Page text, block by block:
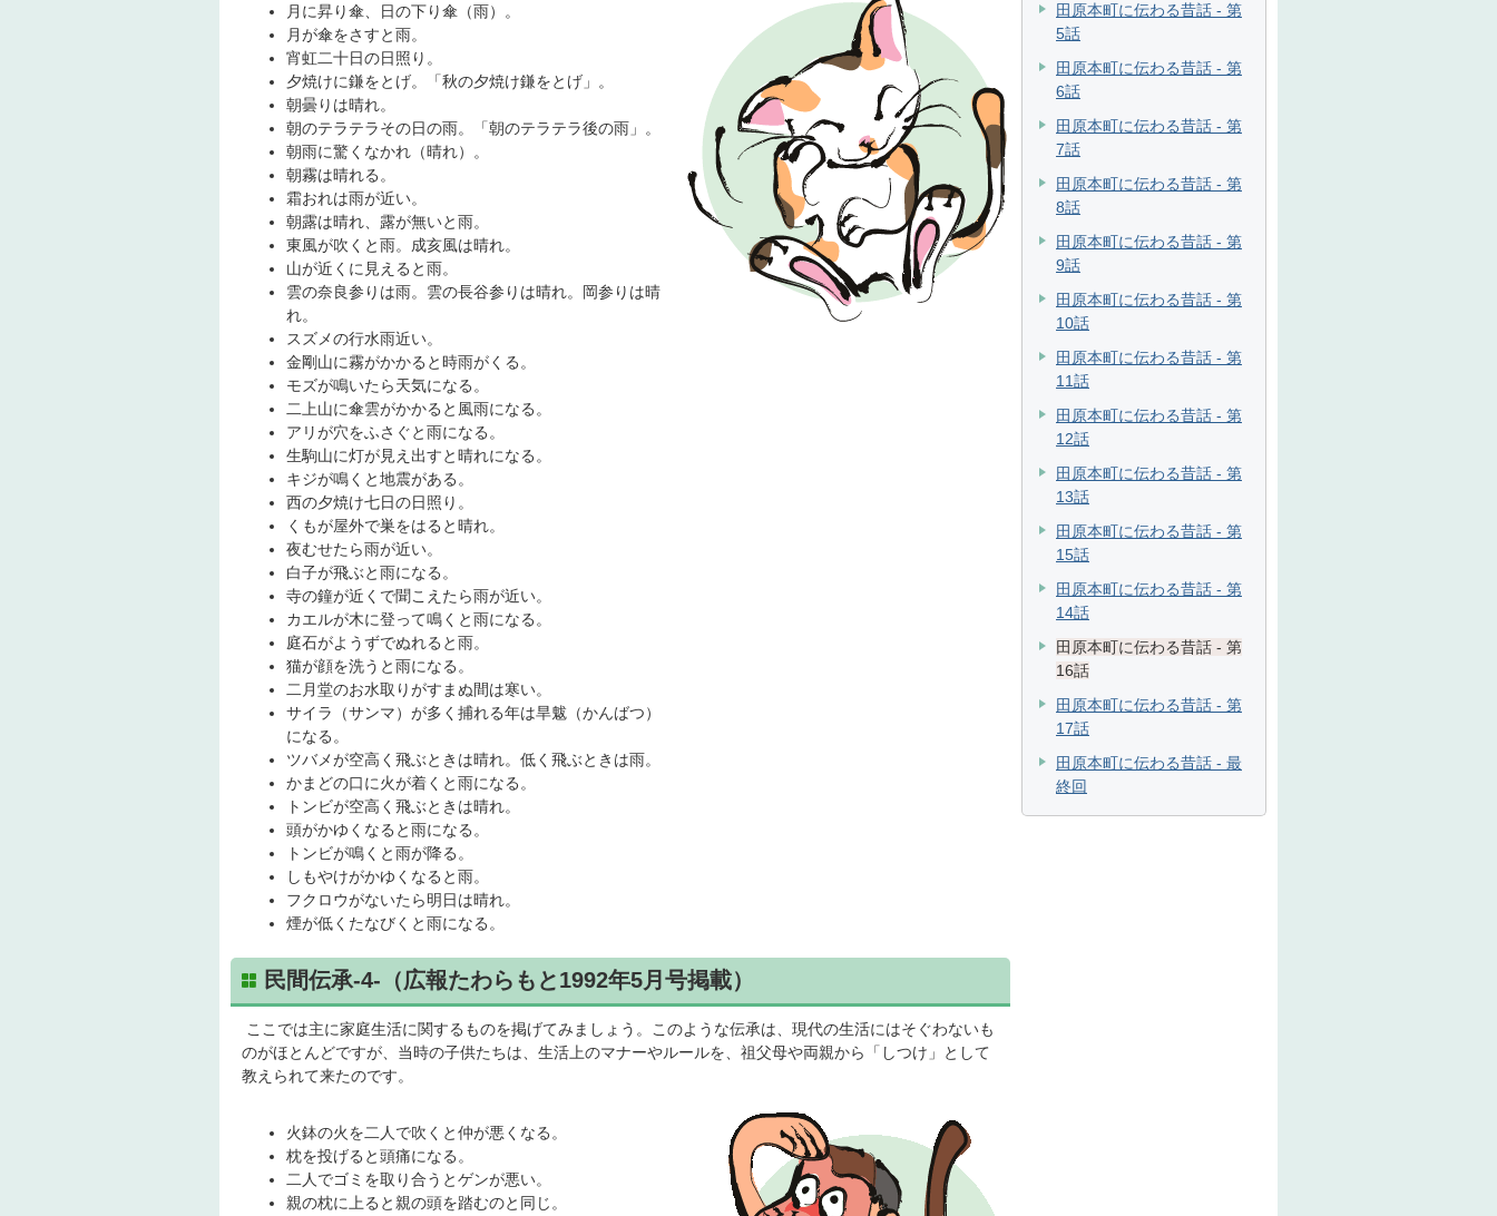
月に昇り傘、日の下り傘（雨）。
月が傘をさすと雨。
宵虹二十日の日照り。
夕焼けに鎌をとげ。「秋の夕焼け鎌をとげ」。
朝曇りは晴れ。
朝のテラテラその日の雨。「朝のテラテラ後の雨」。
朝雨に驚くなかれ（晴れ）。
朝霧は晴れる。
霜おれは雨が近い。
朝露は晴れ、露が無いと雨。
東風が吹くと雨。成亥風は晴れ。
山が近くに見えると雨。
雲の奈良参りは雨。雲の長谷参りは晴れ。岡参りは晴
れ。
スズメの行水雨近い。
金剛山に霧がかかると時雨がくる。
モズが鳴いたら天気になる。
二上山に傘雲がかかると風雨になる。
アリが穴をふさぐと雨になる。
生駒山に灯が見え出すと晴れになる。
キジが鳴くと地震がある。
西の夕焼け七日の日照り。
くもが屋外で巣をはると晴れ。
夜むせたら雨が近い。
白子が飛ぶと雨になる。
寺の鐘が近くで聞こえたら雨が近い。
カエルが木に登って鳴くと雨になる。
庭石がようずでぬれると雨。
猫が顔を洗うと雨になる。
二月堂のお水取りがすまぬ間は寒い。
サイラ（サンマ）が多く捕れる年は旱魃（かんばつ）
になる。
ツバメが空高く飛ぶときは晴れ。低く飛ぶときは雨。
かまどの口に火が着くと雨になる。
トンビが空高く飛ぶときは晴れ。
頭がかゆくなると雨になる。
トンビが鳴くと雨が降る。
しもやけがかゆくなると雨。
フクロウがないたら明日は晴れ。
煙が低くたなびくと雨になる。
民間伝承-4-（広報たわらもと1992年5月号掲載）
ここでは主に家庭生活に関するものを掲げてみましょう。このような伝承は、現代の生活にはそぐわないも
のがほとんどですが、当時の子供たちは、生活上のマナーやルールを、祖父母や両親から「しつけ」として
教えられて来たのです。
火鉢の火を二人で吹くと仲が悪くなる。
枕を投げると頭痛になる。
二人でゴミを取り合うとゲンが悪い。
親の枕に上ると親の頭を踏むのと同じ。
田原本町に伝わる昔話 - 第
5話
田原本町に伝わる昔話 - 第
6話
田原本町に伝わる昔話 - 第
7話
田原本町に伝わる昔話 - 第
8話
田原本町に伝わる昔話 - 第
9話
田原本町に伝わる昔話 - 第
10話
田原本町に伝わる昔話 - 第
11話
田原本町に伝わる昔話 - 第
12話
田原本町に伝わる昔話 - 第
13話
田原本町に伝わる昔話 - 第
15話
田原本町に伝わる昔話 - 第
14話
田原本町に伝わる昔話 - 第
16話
田原本町に伝わる昔話 - 第
17話
田原本町に伝わる昔話 - 最
終回